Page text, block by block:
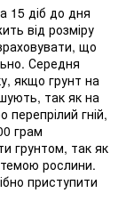
15 діб до дня
від розміру
що
Середня
якщо грунт на
так як на
гній,
грам
грунтом, так як
рослини.
приступити